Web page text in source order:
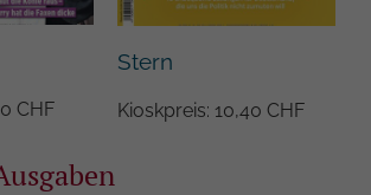
CHF
Stern
Kioskpreis: 10,40 CHF